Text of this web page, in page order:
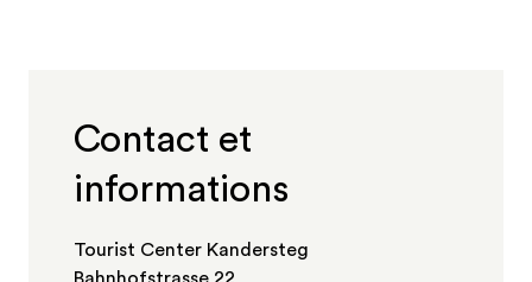
Contact et
informations
Tourist Center Kandersteg